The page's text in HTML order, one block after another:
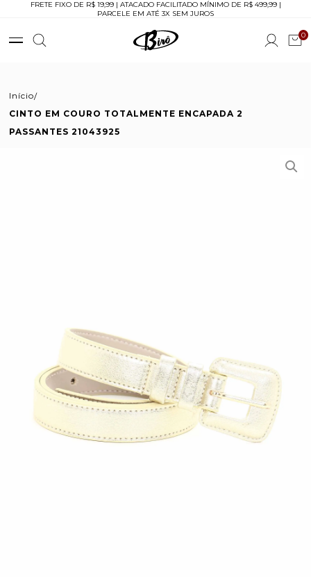
FRETE FIXO DE R$ 19,99 | ATACADO FACILITADO MÍNIMO DE R$ 499,99 |
PARCELE EM ATÉ 3X SEM JUROS
0
Início
CINTO EM COURO TOTALMENTE ENCAPADA 2
PASSANTES 21043925